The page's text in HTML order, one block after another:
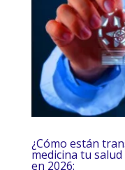
¿Cómo están
medicina tu
en 2026: